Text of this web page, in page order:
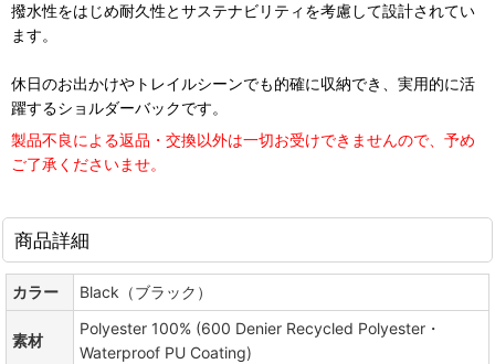
撥水性をはじめ耐久性とサステナビリティを考慮して設計されてい
ます。
休日のお出かけやトレイルシーンでも的確に収納でき、実用的に活
躍するショルダーバックです。
製品不良による返品・交換以外は一切お受けできませんので、予め
ご了承くださいませ。
商品詳細
カラー Black（ブラック）
素材
Polyester 100% (600 Denier Recycled Polyester・
Waterproof PU Coating)